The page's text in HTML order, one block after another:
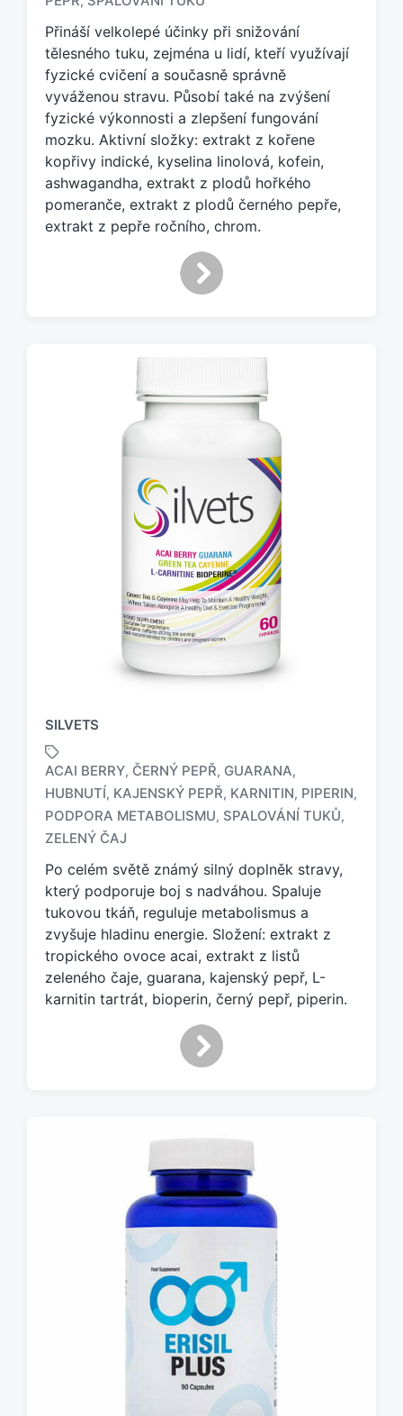
č
e
n
a
g
e
m
:
Přináší velkolepé účinky při snižování
tělesného tuku, zejména u lidí, kteří využívají
fyzické cvičení a současně správně
vyváženou stravu. Působí také na zvýšení
fyzické výkonnosti a zlepšení fungování
mozku. Aktivní složky: extrakt z kořene
kopřivy indické, kyselina linolová, kofein,
ashwagandha, extrakt z plodů hořkého
pomeranče, extrakt z plodů černého pepře,
extrakt z pepře ročního, chrom.
SILVETS
z
n
a
e
n
o
t
a
g
ACAI BERRY, ČERNÝ PEPŘ, GUARANA,
HUBNUTÍ, KAJENSKÝ PEPŘ, KARNITIN, PIPERIN,
PODPORA METABOLISMU, SPALOVÁNÍ TUKŮ,
ZELENÝ ČAJ
Po celém světě známý silný doplněk stravy,
který podporuje boj s nadváhou. Spaluje
tukovou tkáň, reguluje metabolismus a
zvyšuje hladinu energie. Složení: extrakt z
tropického ovoce acai, extrakt z listů
zeleného čaje, guarana, kajenský pepř, L-
karnitin tartrát, bioperin, černý pepř, piperin.